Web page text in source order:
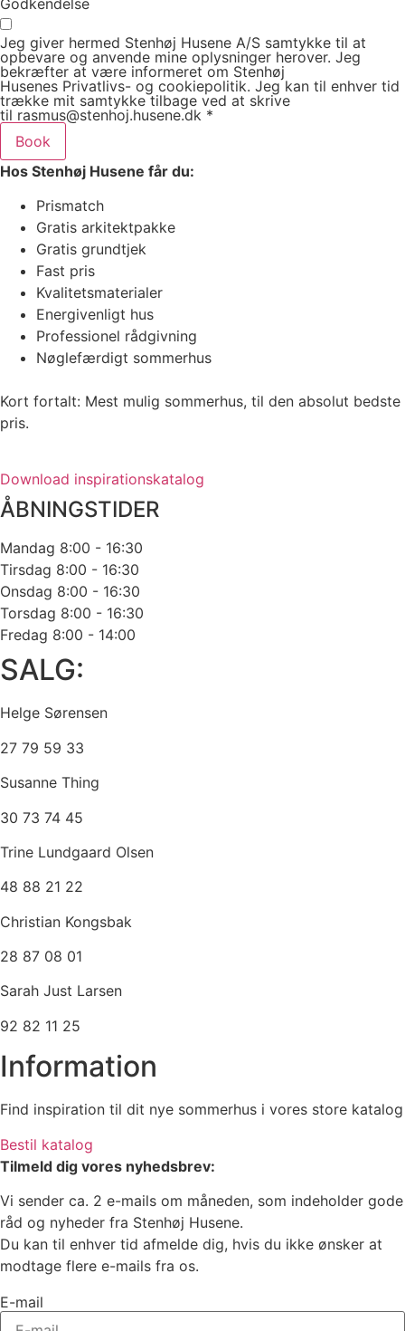
Godkendelse
Jeg giver hermed Stenhøj Husene A/S samtykke til at
opbevare og anvende mine oplysninger herover. Jeg
bekræfter at være informeret om Stenhøj
Husenes Privatlivs- og cookiepolitik. Jeg kan til enhver tid
trække mit samtykke tilbage ved at skrive
til rasmus@stenhoj.husene.dk *
Book
Hos Stenhøj Husene får du:
Prismatch
Gratis arkitektpakke
Gratis grundtjek
Fast pris
Kvalitetsmaterialer
Energivenligt hus
Professionel rådgivning
Nøglefærdigt sommerhus
Kort fortalt: Mest mulig sommerhus, til den absolut bedste
pris.
Download inspirationskatalog
ÅBNINGSTIDER
Mandag 8:00 - 16:30
Tirsdag 8:00 - 16:30
Onsdag 8:00 - 16:30
Torsdag 8:00 - 16:30
Fredag 8:00 - 14:00
SALG:
Helge Sørensen
27 79 59 33
Susanne Thing
30 73 74 45
Trine Lundgaard Olsen
48 88 21 22
Christian Kongsbak
28 87 08 01
Sarah Just Larsen
92 82 11 25
Information
Find inspiration til dit nye sommerhus i vores store katalog
Bestil katalog
Tilmeld dig vores nyhedsbrev:
Vi sender ca. 2 e-mails om måneden, som indeholder gode
råd og nyheder fra Stenhøj Husene.
Du kan til enhver tid afmelde dig, hvis du ikke ønsker at
modtage flere e-mails fra os.
E-mail